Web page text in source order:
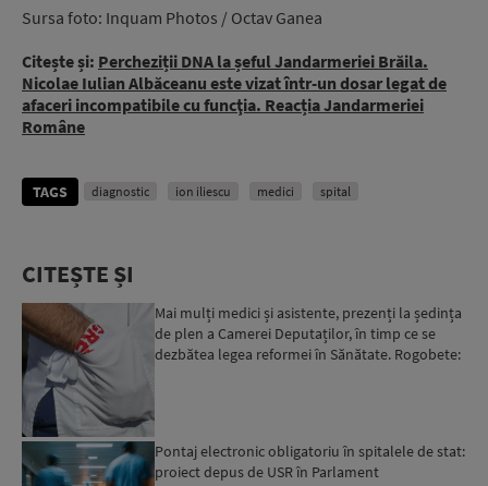
Sursa foto: Inquam Photos / Octav Ganea
Citește și: Percheziții DNA la șeful Jandarmeriei Brăila.
Nicolae Iulian Albăceanu este vizat într-un dosar legat de
afaceri incompatibile cu funcţia. Reacția Jandarmeriei
Române
TAGS diagnostic ion iliescu medici spital
CITEȘTE ȘI
Mai mulți medici și asistente, prezenți la ședința
de plen a Camerei Deputaților, în timp ce se
dezbătea legea reformei în Sănătate. Rogobete:
Pontaj electronic obligatoriu în spitalele de stat:
proiect depus de USR în Parlament